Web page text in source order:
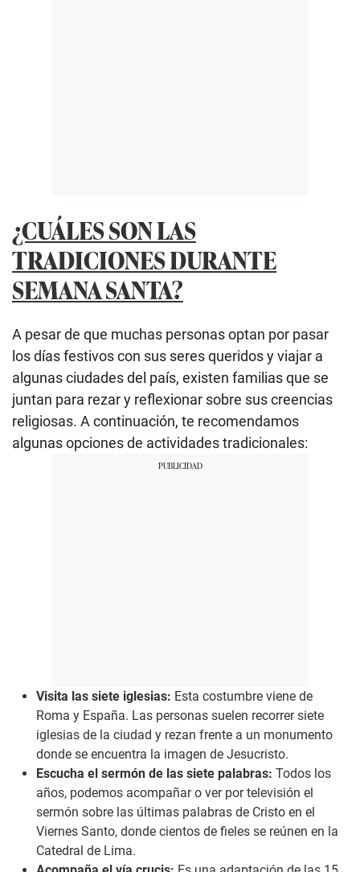
¿CUÁLES SON LAS
TRADICIONES DURANTE
SEMANA SANTA?
A pesar de que muchas personas optan por pasar
los días festivos con sus seres queridos y viajar a
algunas ciudades del país, existen familias que se
juntan para rezar y reflexionar sobre sus creencias
religiosas. A continuación, te recomendamos
algunas opciones de actividades tradicionales:
Visita las siete iglesias: Esta costumbre viene de
Roma y España. Las personas suelen recorrer siete
iglesias de la ciudad y rezan frente a un monumento
donde se encuentra la imagen de Jesucristo.
Escucha el sermón de las siete palabras: Todos los
años, podemos acompañar o ver por televisión el
sermón sobre las últimas palabras de Cristo en el
Viernes Santo, donde cientos de fieles se reúnen en la
Catedral de Lima.